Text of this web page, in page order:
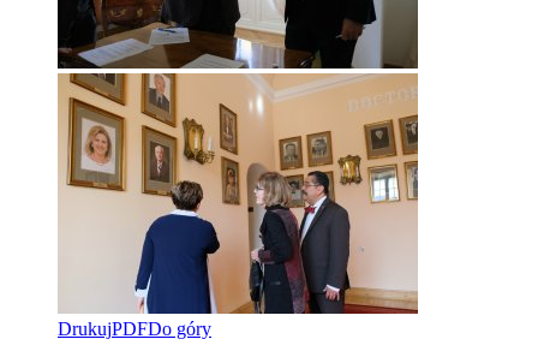
DrukujPDFDo góry